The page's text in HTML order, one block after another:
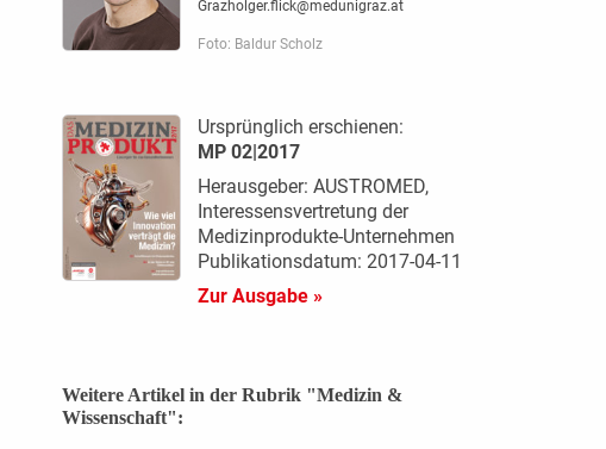
Grazholger.flick@medunigraz.at
Foto: Baldur Scholz
Ursprünglich erschienen:
MP 02|2017
Herausgeber: AUSTROMED,
Interessensvertretung der
Medizinprodukte-Unternehmen
Publikationsdatum: 2017-04-11
Zur Ausgabe »
Weitere Artikel in der Rubrik "Medizin &
Wissenschaft":